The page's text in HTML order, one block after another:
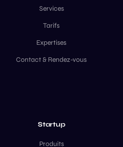
Services
Tarifs
Expertises
Contact & Rendez-vous
Startup
Produits